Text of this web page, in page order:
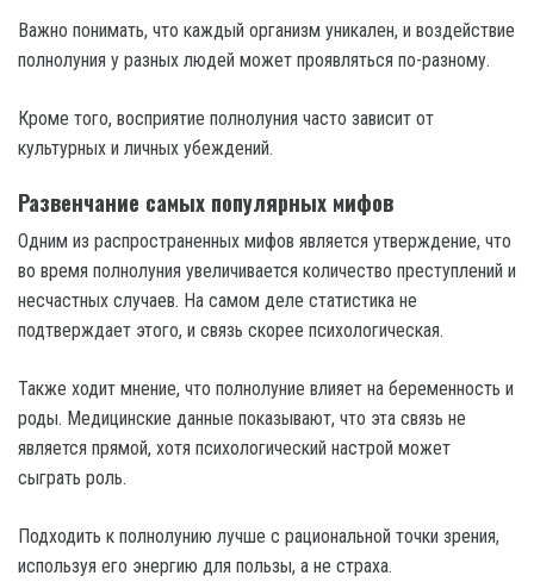
Важно понимать, что каждый организм уникален, и воздействие
полнолуния у разных людей может проявляться по-разному.
Кроме того, восприятие полнолуния часто зависит от
культурных и личных убеждений.
Развенчание самых популярных мифов
Одним из распространенных мифов является утверждение, что
во время полнолуния увеличивается количество преступлений и
несчастных случаев. На самом деле статистика не
подтверждает этого, и связь скорее психологическая.
Также ходит мнение, что полнолуние влияет на беременность и
роды. Медицинские данные показывают, что эта связь не
является прямой, хотя психологический настрой может
сыграть роль.
Подходить к полнолунию лучше с рациональной точки зрения,
используя его энергию для пользы, а не страха.